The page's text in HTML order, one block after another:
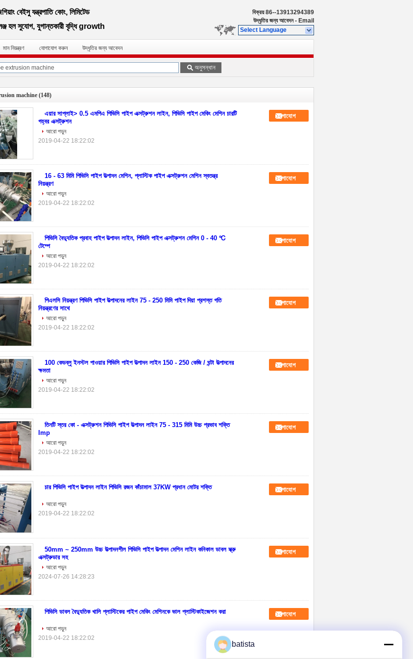
বেইসু যন্ত্রপাতি কোং, লিমিটেড
হল সুযোগ, যুগান্তকারী বৃদ্ধি growth
বিক্রয়86--13913294389
উদ্ধৃতির জন্য আবেদন - Email
Select Language
মান নিয়ন্ত্রণ যোগাযোগ করুন উদ্ধৃতির জন্য আবেদন
অনুসন্ধান
machine (148)
এয়ার সাপ্লাই> 0.5 এমপিএ পিভিসি পাইপ এক্সট্রুশন লাইন, পিভিসি পাইপ মেকিং মেশিন চারটি
গহ্বর এক্সট্রুশন
যোগাযোগ
আরো পড়ুন
2019-04-22 18:22:02
16 - 63 মিমি পিভিসি পাইপ উত্পাদন মেশিন, প্লাস্টিক পাইপ এক্সট্রুশন মেশিন স্বতন্ত্র
নিয়ন্ত্রণ
যোগাযোগ
আরো পড়ুন
2019-04-22 18:22:02
পিভিসি বৈদ্যুতিক প্রবাহ পাইপ উত্পাদন লাইন, পিভিসি পাইপ এক্সট্রুশন মেশিন 0 - 40 ℃
টেম্পে
যোগাযোগ
আরো পড়ুন
2019-04-22 18:22:02
পিএলসি নিয়ন্ত্রণ পিভিসি পাইপ উত্পাদনের লাইন 75 - 250 মিমি পাইপ দিয়া প্রশস্ত গতি
নিয়ন্ত্রণের সাথে
যোগাযোগ
আরো পড়ুন
2019-04-22 18:22:02
100 কেডব্লু ইনস্টল পাওয়ার পিভিসি পাইপ উত্পাদন লাইন 150 - 250 কেজি / ঘন্টা উত্পাদনের
ক্ষমতা
যোগাযোগ
আরো পড়ুন
2019-04-22 18:22:02
তিনটি স্তর কো - এক্সট্রুশন পিভিসি পাইপ উত্পাদন লাইন 75 - 315 মিমি উচ্চ প্রভাব শক্তি
Imp
যোগাযোগ
আরো পড়ুন
2019-04-22 18:22:02
চার পিভিসি পাইপ উত্পাদন লাইন পিভিসি রজন কাঁচামাল 37KW প্রধান মোটর শক্তি যোগাযোগ
আরো পড়ুন
2019-04-22 18:22:02
50mm ~ 250mm উচ্চ উত্পাদনশীল পিভিসি পাইপ উত্পাদন মেশিন লাইন কনিকাল ডাবল স্ক্রু
এক্সট্রুডার সহ
যোগাযোগ
আরো পড়ুন
2024-07-26 14:28:23
পিভিসি ডাবল বৈদ্যুতিক খালি প্লাস্টিকের পাইপ মেকিং মেশিনকে ভাল প্লাস্টিকাইজেশন করা যোগাযোগ
আরো পড়ুন
2019-04-22 18:22:02
batista